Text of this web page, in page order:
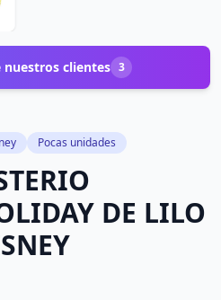
nuestros clientes 3
Pocas unidades
DE LILO